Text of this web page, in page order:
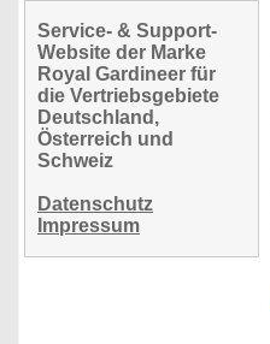
Service- & Support-
Website der Marke
Royal Gardineer für
die Vertriebsgebiete
Deutschland,
Österreich und
Schweiz
Datenschutz
Impressum